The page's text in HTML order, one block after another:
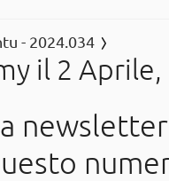
- 2024.034
il 2 Aprile,